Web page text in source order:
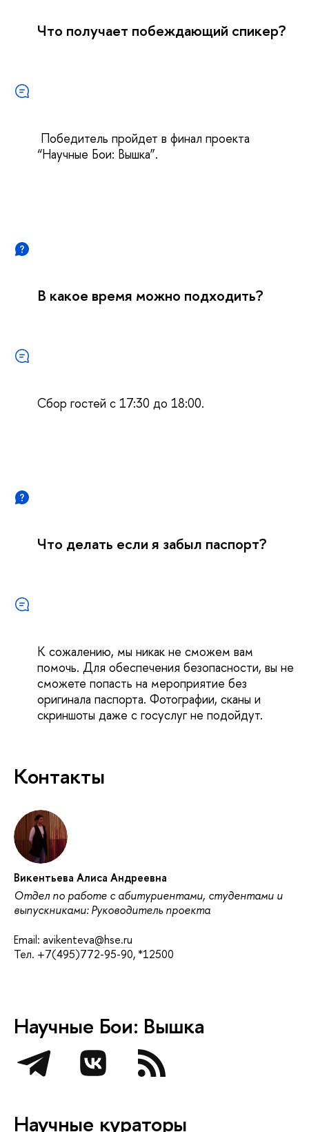
Что получает побеждающий спикер?
Победитель пройдет в финал проекта
“Научные Бои: Вышка”.
В какое время можно подходить?
Сбор гостей с 17:30 до 18:00.
Что делать если я забыл паспорт?
К сожалению, мы никак не сможем вам
помочь. Для обеспечения безопасности, вы не
сможете попасть на мероприятие без
оригинала паспорта. Фотографии, сканы и
скриншоты даже с госуслуг не подойдут.
Контакты
Викентьева Алиса Андреевна
Отдел по работе с абитуриентами, студентами и
выпускниками: Руководитель проекта
Email: avikenteva@hse.ru
Тел. +7(495)772-95-90, *12500
Научные Бои: Вышка
Научные кураторы